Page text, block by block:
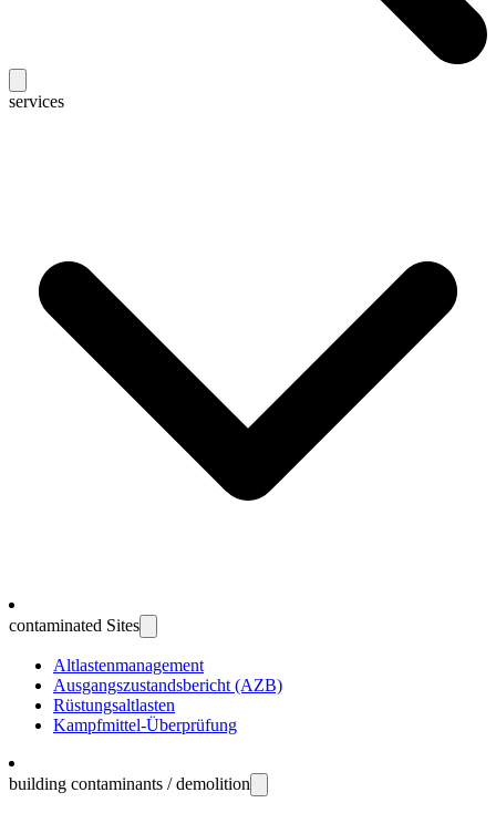
services
contaminated Sites
Altlasten­manage­ment
Ausgangs­zustands­bericht (AZB)
Rüstungs­altlasten
Kampf­mittel-Über­prüfung
building contaminants / demolition